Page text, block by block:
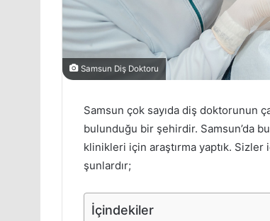
Samsun Diş Doktoru
Samsun çok sayıda diş doktorunun
bulunduğu bir şehirdir. Samsun’da
klinikleri için araştırma yaptık.
şunlardır;
İçindekiler